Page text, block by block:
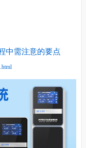
中需注意的要点